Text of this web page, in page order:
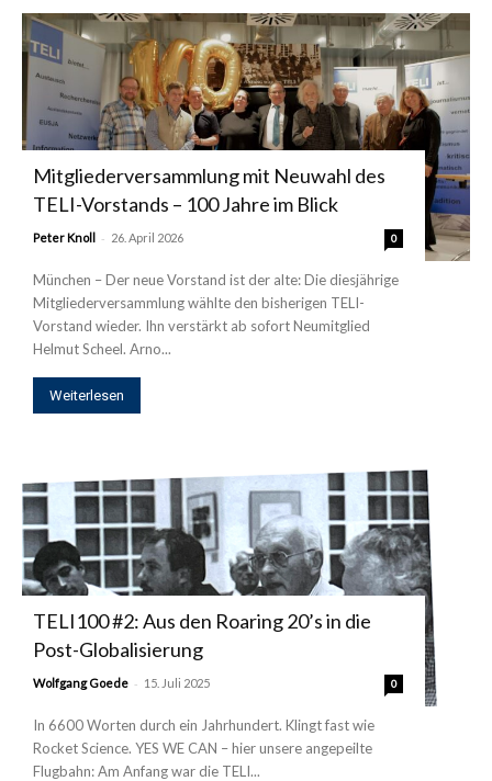
Mitgliederversammlung mit Neuwahl des
TELI-Vorstands – 100 Jahre im Blick
Peter Knoll - 26. April 2026 0
München – Der neue Vorstand ist der alte: Die diesjährige
Mitgliederversammlung wählte den bisherigen TELI-
Vorstand wieder. Ihn verstärkt ab sofort Neumitglied
Helmut Scheel. Arno...
Weiterlesen
TELI100 #2: Aus den Roaring 20’s in die
Post-Globalisierung
Wolfgang Goede - 15. Juli 2025 0
In 6600 Worten durch ein Jahrhundert. Klingt fast wie
Rocket Science. YES WE CAN – hier unsere angepeilte
Flugbahn: Am Anfang war die TELI...